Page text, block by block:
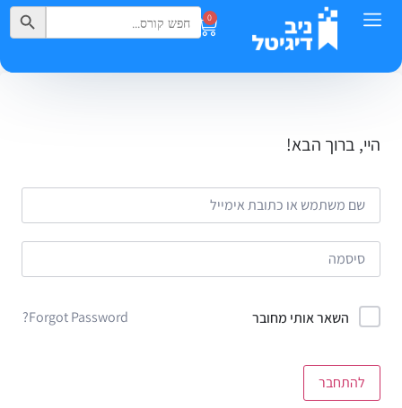
0
Search
for:
Search Button
היי, ברוך הבא!
השאר אותי מחובר Forgot Password?
להתחבר